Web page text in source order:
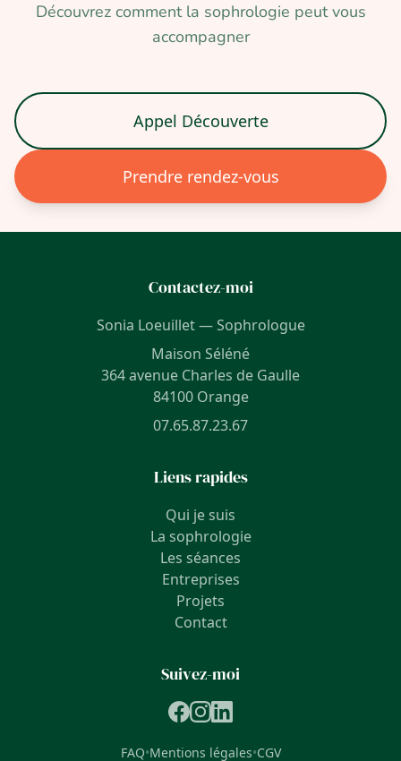
Découvrez comment la sophrologie peut vous
accompagner
Appel Découverte
Prendre rendez-vous
Contactez-moi
Sonia Loeuillet — Sophrologue
Maison Séléné
364 avenue Charles de Gaulle
84100 Orange
07.65.87.23.67
Liens rapides
Qui je suis
La sophrologie
Les séances
Entreprises
Projets
Contact
Suivez-moi
FAQ•Mentions légales•CGV